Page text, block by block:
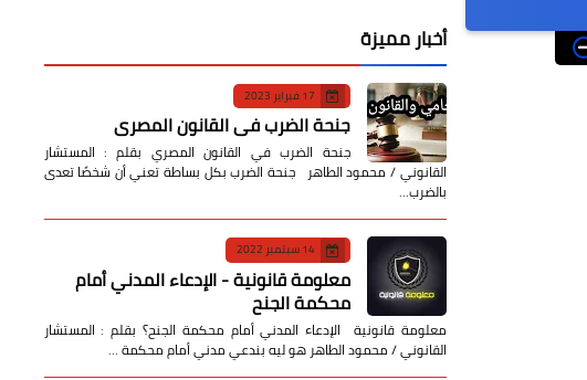
أخبار مميزة
17 فبراير 2023
جنحة الضرب في القانون المصري
جنحة الضرب في القانون المصري بقلم : المستشار
القانوني / محمود الطاهر جنحة الضرب بكل بساطة تعني أن شخصًا تعدى
بالضرب…
14 سبتمبر 2022
معلومة قانونية - الإدعاء المدني أمام
محكمة الجنح
معلومة قانونية الإدعاء المدني أمام محكمة الجنح؟ بقلم : المستشار
القانوني / محمود الطاهر هو ليه بندعي مدني أمام محكمة …